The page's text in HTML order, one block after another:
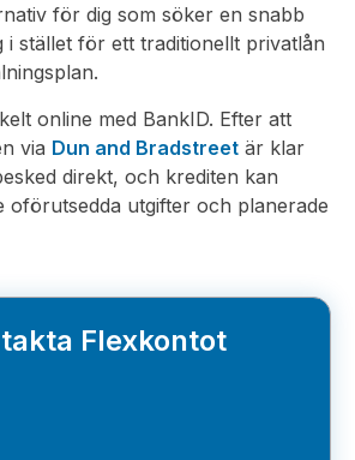
för dig som söker en snabb
i stället för ett traditionellt privatlån
online med BankID. Efter att
via Dun and Bradstreet är klar
direkt, och krediten kan
oförutsedda utgifter och planerade
Flexkontot